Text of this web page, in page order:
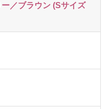
／ブラウン (Sサイズ